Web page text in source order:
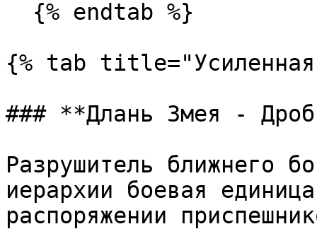
{% tab title="Усиленная
### **Длань Змея -
Разрушитель ближнего
иерархии боевая
распоряжении